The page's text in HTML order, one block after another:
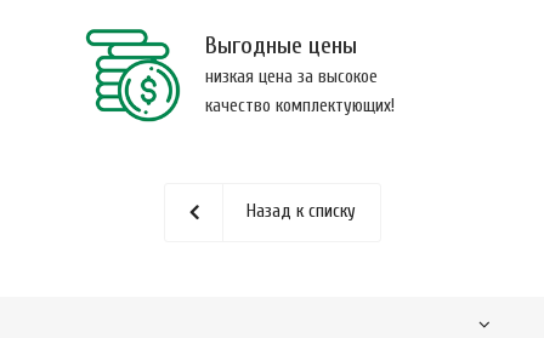
Выгодные цены
низкая цена за высокое
качество комплектующих!
Назад к списку